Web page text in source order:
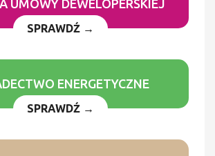
UMOWY DEWELOPERSKIEJ
SPRAWDŹ →
ENERGETYCZNE
SPRAWDŹ →